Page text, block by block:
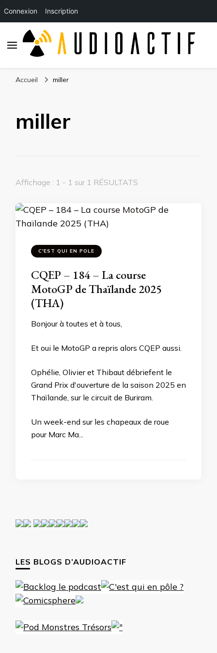
Connexion Inscription
Accueil miller
miller
Affichage : 1 - 1 sur 1 RÉSULTATS
C'EST QUI EN POLE
CQEP – 184 – La course
MotoGP de Thaïlande 2025
(THA)
Bonjour à toutes et à tous,
Et oui le MotoGP a repris alors CQEP aussi.
Ophélie, Olivier et Thibaut débriefent le
Grand Prix d'ouverture de la saison 2025 en
Thaïlande, sur le circuit de Buriram.
Un week-end sur les chapeaux de roue
pour Marc Ma...
LES BLOGS D’AUDIOACTIF